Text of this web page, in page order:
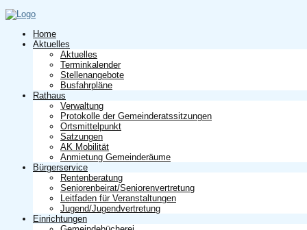
Home
Aktuelles
Aktuelles
Terminkalender
Stellenangebote
Busfahrpläne
Rathaus
Verwaltung
Protokolle der Gemeinderatssitzungen
Ortsmittelpunkt
Satzungen
AK Mobilität
Anmietung Gemeinderäume
Bürgerservice
Rentenberatung
Seniorenbeirat/Seniorenvertretung
Leitfaden für Veranstaltungen
Jugend/Jugendvertretung
Einrichtungen